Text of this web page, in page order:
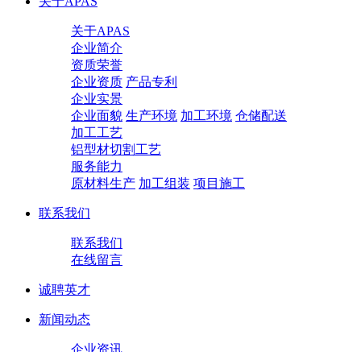
关于APAS
企业简介
资质荣誉
企业资质 产品专利
企业实景
企业面貌 生产环境 加工环境 仓储配送
加工工艺
铝型材切割工艺
服务能力
原材料生产 加工组装 项目施工
联系我们
联系我们
在线留言
诚聘英才
新闻动态
企业资讯